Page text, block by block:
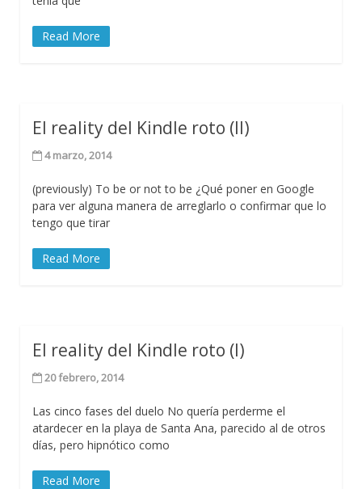
Read More
El reality del Kindle roto (II)
4 marzo, 2014
(previously) To be or not to be ¿Qué poner en Google
para ver alguna manera de arreglarlo o confirmar que lo
tengo que tirar
Read More
El reality del Kindle roto (I)
20 febrero, 2014
Las cinco fases del duelo No quería perderme el
atardecer en la playa de Santa Ana, parecido al de otros
días, pero hipnótico como
Read More